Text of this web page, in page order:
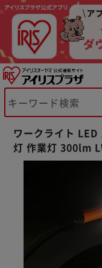
ワークライト
灯 作業灯 300lm
※ご確認くだ